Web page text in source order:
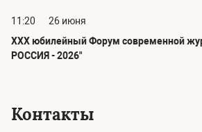
11:20
26 июня
ХХХ юбилейный Форум современной
РОССИЯ - 2026"
Контакты